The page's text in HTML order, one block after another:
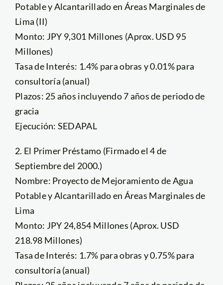
Potable y Alcantarillado en Áreas Marginales de
Lima (II)
Monto: JPY 9,301 Millones (Aprox. USD 95
Millones)
Tasa de Interés: 1.4% para obras y 0.01% para
consultoría (anual)
Plazos: 25 años incluyendo 7 años de periodo de
gracia
Ejecución: SEDAPAL
2. El Primer Préstamo (Firmado el 4 de
Septiembre del 2000.)
Nombre: Proyecto de Mejoramiento de Agua
Potable y Alcantarillado en Áreas Marginales de
Lima
Monto: JPY 24,854 Millones (Aprox. USD
218.98 Millones)
Tasa de Interés: 1.7% para obras y 0.75% para
consultoría (anual)